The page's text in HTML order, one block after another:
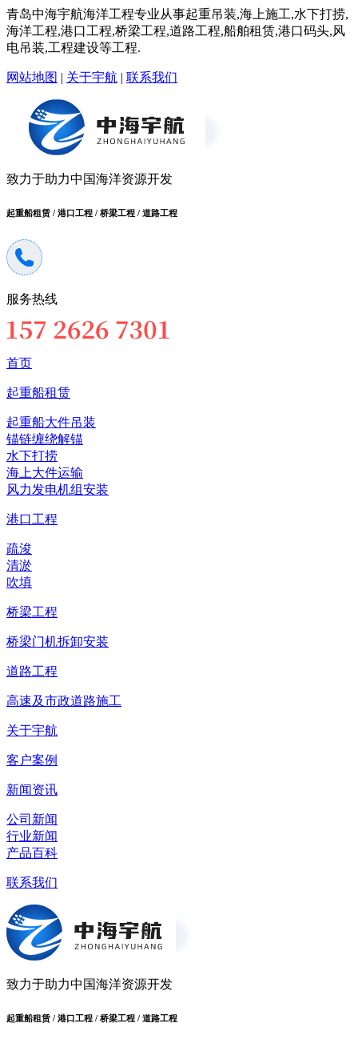
青岛中海宇航海洋工程专业从事起重吊装,海上施工,水下打捞,
海洋工程,港口工程,桥梁工程,道路工程,船舶租赁,港口码头,风
电吊装,工程建设等工程.
网站地图 | 关于宇航 | 联系我们
致力于助力中国海洋资源开发
起重船租赁 / 港口工程 / 桥梁工程 / 道路工程
服务热线
首页
起重船租赁
起重船大件吊装
锚链缠绕解锚
水下打捞
海上大件运输
风力发电机组安装
港口工程
疏浚
清淤
吹填
桥梁工程
桥梁门机拆卸安装
道路工程
高速及市政道路施工
关于宇航
客户案例
新闻资讯
公司新闻
行业新闻
产品百科
联系我们
致力于助力中国海洋资源开发
起重船租赁 / 港口工程 / 桥梁工程 / 道路工程